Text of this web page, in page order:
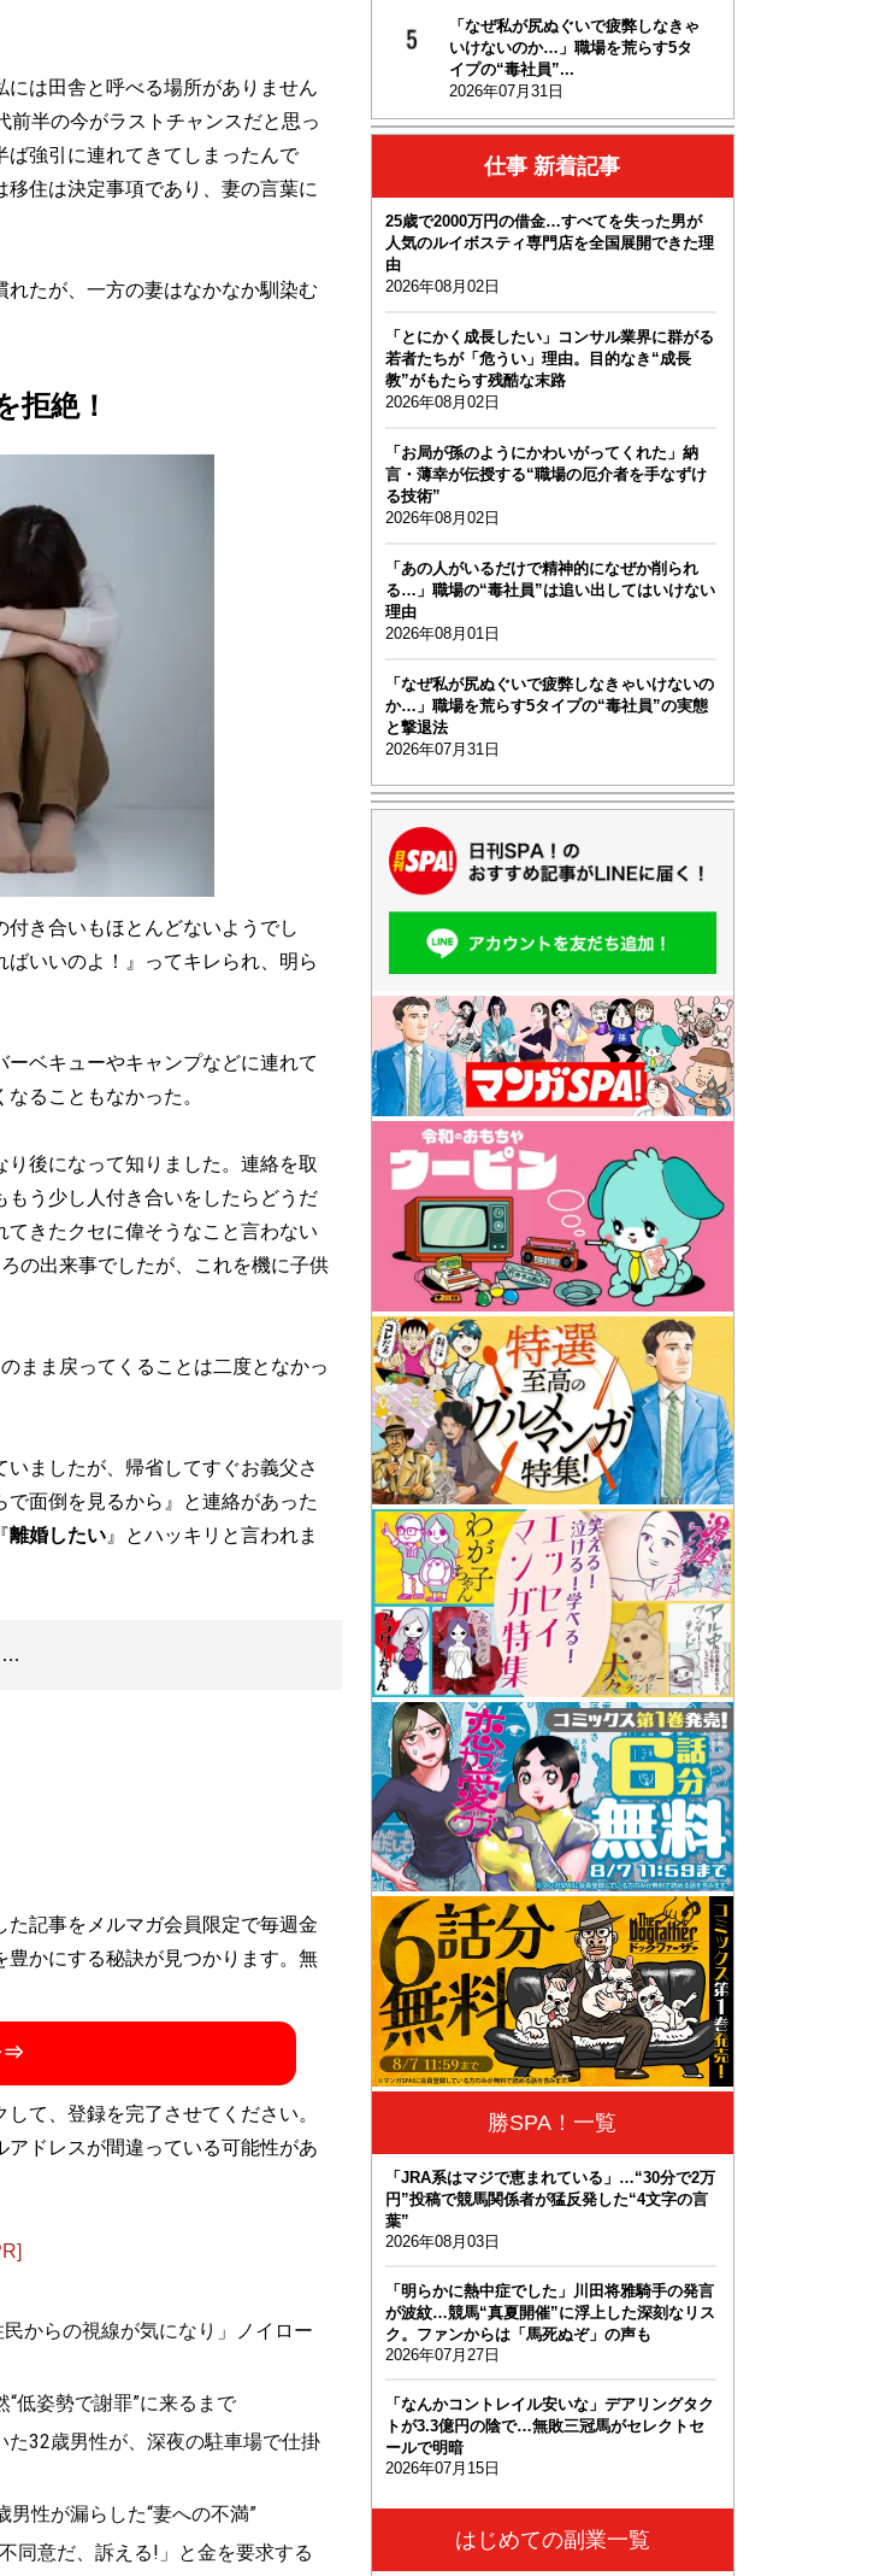
には田舎と呼べる場所がありません
前半の今がラストチャンスだと思っ
強引に連れてきてしまったんで
住は決定事項であり、妻の言葉に
たが、一方の妻はなかなか馴染む
拒絶！
付き合いもほとんどないようでし
いいのよ！』ってキレられ、明ら
ベキューやキャンプなどに連れて
ることもなかった。
り後になって知りました。連絡を取
う少し人付き合いをしたらどうだ
きたクセに偉そうなこと言わない
の出来事でしたが、これを機に子供
まま戻ってくることは二度となかっ
いましたが、帰省してすぐお義父さ
面倒を見るから』と連絡があった
離婚したい』とハッキリと言われま
。リサーチャーとしても活動して
から東京と地方の二拠点生活を満喫
記事をメルマガ会員限定で毎週金
かにする秘訣が見つかります。無
て、登録を完了させてください。
ドレスが間違っている可能性があ
からの視線が気になり」ノイロー
低姿勢で謝罪”に来るまで
32歳男性が、深夜の駐車場で仕掛
性が漏らした“妻への不満”
同意だ、訴える!」と金を要求する
「なぜ私が尻ぬぐいで疲弊しなきゃ
いけないのか…」職場を荒らす5タ
イプの“毒社員”...
2026年07月31日
仕事 新着記事
25歳で2000万円の借金…すべてを失った男が
人気のルイボスティ専門店を全国展開できた理
由
2026年08月02日
「とにかく成長したい」コンサル業界に群がる
若者たちが「危うい」理由。目的なき“成長
教”がもたらす残酷な末路
2026年08月02日
「お局が孫のようにかわいがってくれた」納
言・薄幸が伝授する“職場の厄介者を手なずけ
る技術”
2026年08月02日
「あの人がいるだけで精神的になぜか削られ
る…」職場の“毒社員”は追い出してはいけない
理由
2026年08月01日
「なぜ私が尻ぬぐいで疲弊しなきゃいけないの
か…」職場を荒らす5タイプの“毒社員”の実態
と撃退法
2026年07月31日
勝SPA！一覧
「JRA系はマジで恵まれている」…“30分で2万
円”投稿で競馬関係者が猛反発した“4文字の言
葉”
2026年08月03日
「明らかに熱中症でした」川田将雅騎手の発言
が波紋…競馬“真夏開催”に浮上した深刻なリス
ク。ファンからは「馬死ぬぞ」の声も
2026年07月27日
「なんかコントレイル安いな」デアリングタク
トが3.3億円の陰で…無敗三冠馬がセレクトセ
ールで明暗
2026年07月15日
はじめての副業一覧